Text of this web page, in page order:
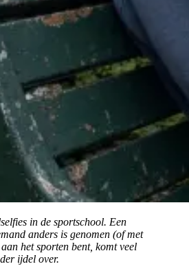
in de sportschool. Een
anders is genomen (of met
het sporten bent, komt veel
ijdel over.